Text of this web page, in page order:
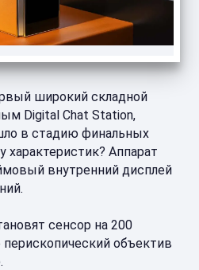
широкий складной
Digital Chat Station,
в стадию финальных
характеристик? Аппарат
внутренний дисплей
сенсор на 200
объектив